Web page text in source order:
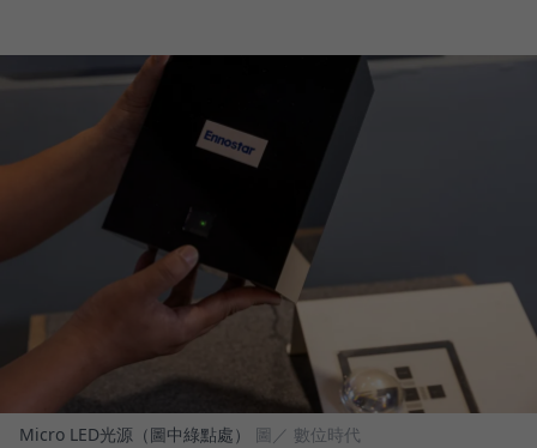
Micro LED光源（圖中綠點處） 圖／ 數位時代